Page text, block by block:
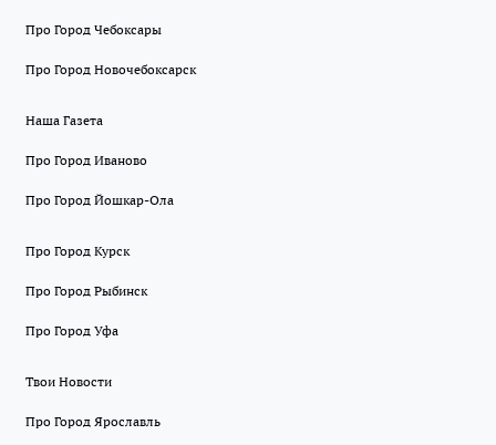
Про Город Чебоксары
Про Город Новочебоксарск
Наша Газета
Про Город Иваново
Про Город Йошкар-Ола
Про Город Курск
Про Город Рыбинск
Про Город Уфа
Твои Новости
Про Город Ярославль